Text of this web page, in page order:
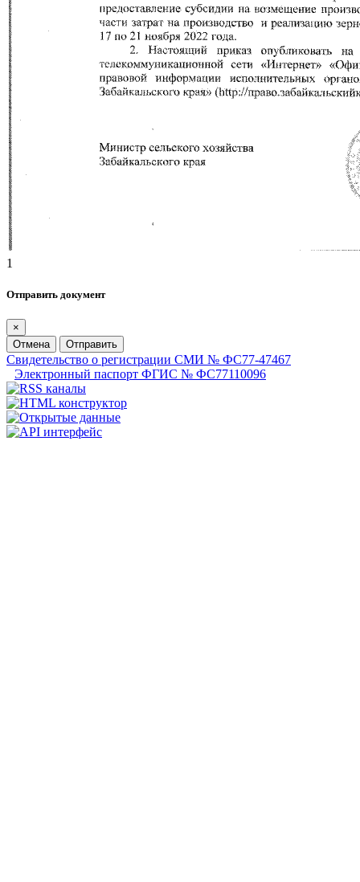
1
Отправить документ
×
Отмена
Отправить
Свидетельство о регистрации СМИ № ФС77-47467
Электронный паспорт ФГИС № ФС77110096